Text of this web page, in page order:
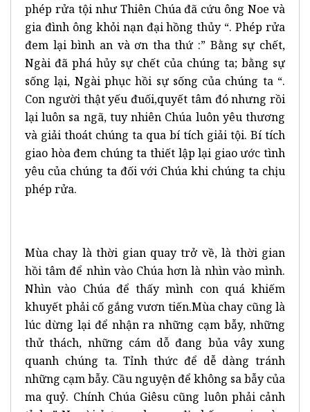
phép rửa tội như Thiên Chúa đã cứu ông Noe và
gia đình ông khỏi nạn đại hồng thủy “. Phép rửa
đem lại bình an và ơn tha thứ :” Bằng sự chết,
Ngài đã phá hủy sự chết của chúng ta; bằng sự
sống lại, Ngài phục hồi sự sống của chúng ta “.
Con người thật yếu đuối,quyết tâm đó nhưng rồi
lại luôn sa ngã, tuy nhiên Chúa luôn yêu thương
và giải thoát chúng ta qua bí tích giải tội. Bí tích
giao hòa đem chúng ta thiết lập lại giao ước tình
yêu của chúng ta đối với Chúa khi chúng ta chịu
phép rửa.
Mùa chay là thời gian quay trở về, là thời gian
hồi tâm để nhìn vào Chúa hơn là nhìn vào mình.
Nhìn vào Chúa để thấy mình con quá khiếm
khuyết phải cố gắng vươn tiến.Mùa chay cũng là
lúc dừng lại để nhận ra những cạm bẫy, những
thử thách, những cám dỗ đang bủa vây xung
quanh chúng ta. Tỉnh thức để dễ dàng tránh
những cạm bẫy. Cầu nguyện để không sa bẫy của
ma quỷ. Chính Chúa Giêsu cũng luôn phải cảnh